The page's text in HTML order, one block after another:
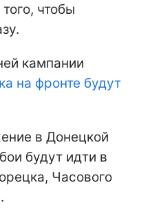
чтобы
кампании
на фронте будут
в Донецкой
будут идти в
Часового